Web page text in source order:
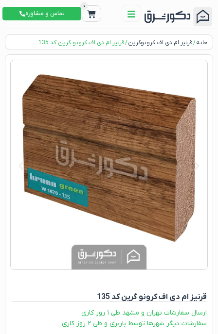
0
تماس و مشاوره
خانه/قرنیز ام دی اف کرونوگرین/ قرنیز ام دی اف کرونو گرین کد 135
قرنیز ام دی اف کرونو گرین کد 135
ارسال سفارشات تهران و مشهد طی ۱ روز کاری
سفارشات دیگر شهرها توسط باربری و طی ۲ روز کاری